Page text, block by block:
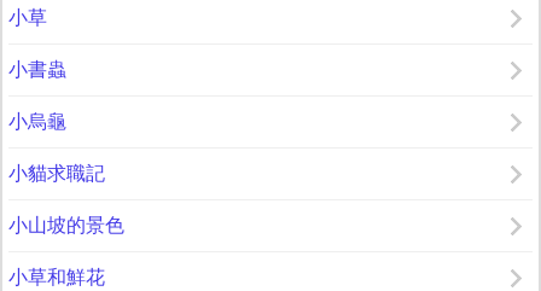
小草
小書蟲
小烏龜
小貓求職記
小山坡的景色
小草和鮮花